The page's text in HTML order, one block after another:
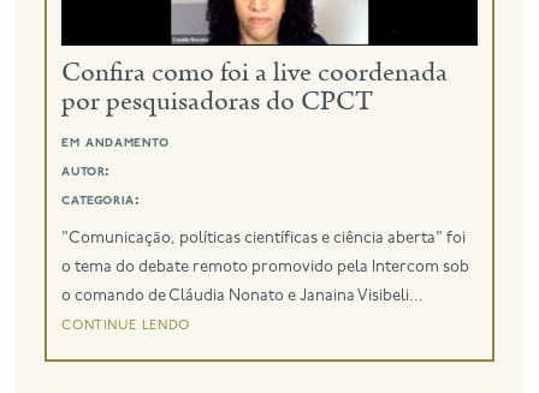
eng
Confira como foi a live coordenada
por pesquisadoras do CPCT
em andamento
autor:
categoria:
"Comunicação, políticas científicas e ciência aberta" foi
o tema do debate remoto promovido pela Intercom sob
o comando de Cláudia Nonato e Janaina Visibeli...
continue lendo